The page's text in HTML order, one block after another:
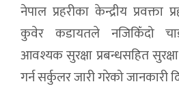
नेपाल प्रहरीका केन्द्रीय प्रवक्ता
कुवेर कडायतले नजिकिँदो
आवश्यक सुरक्षा प्रबन्धसहित
गर्न सर्कुलर जारी गरेको जानकारी